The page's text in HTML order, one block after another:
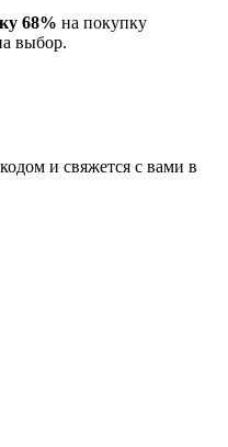
68% на покупку
выбор.
и свяжется с вами в